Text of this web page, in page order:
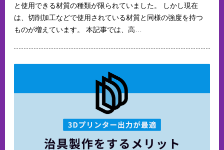
と使用できる材質の種類が限られていました。 しかし現在
は、切削加工などで使用されている材質と同様の強度を持つ
ものが増えています。 本記事では、高…